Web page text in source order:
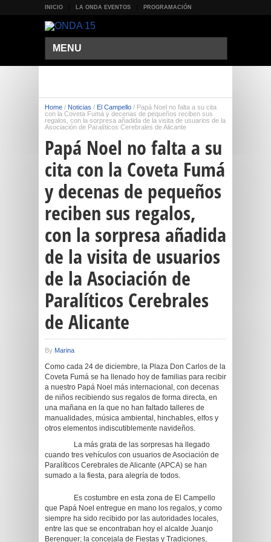
INICIO LA ONDA EVENTOS PROGRAMACIÓN
MENU
Home / Noticias / El Campello / Papá Noel no falta a su cita
con la Coveta Fumá y decenas de pequeños reciben sus
regalos, con la sorpresa añadida de la visita de usuarios de la
Asociación de Paralíticos Cerebrales de Alicante
Papá Noel no falta a su
cita con la Coveta Fumá
y decenas de pequeños
reciben sus regalos,
con la sorpresa añadida
de la visita de usuarios
de la Asociación de
Paralíticos Cerebrales
de Alicante
By Marina
Como cada 24 de diciembre, la Plaza Don Carlos de la
Coveta Fumá se ha llenado hoy de familias para recibir
a nuestro Papá Noel más internacional, con decenas
de niños recibiendo sus regalos de forma directa, en
una mañana en la que no han faltado talleres de
manualidades, música ambiental, hinchables, elfos y
otros elementos indiscutiblemente navideños.
La más grata de las sorpresas ha llegado
cuando tres vehículos con usuarios de Asociación de
Paralíticos Cerebrales de Alicante (APCA) se han
sumado a la fiesta, para alegría de todos.
Es costumbre en esta zona de El Campello
que Papá Noel entregue en mano los regalos, y como
siempre ha sido recibido por las autoridades locales,
entre las que se encontraban hoy el alcalde Juanjo
Berenguer; la concejala de Fiestas y Tradiciones,